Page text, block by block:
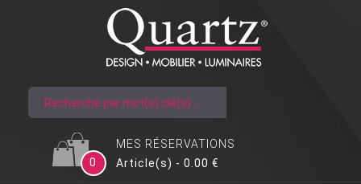
MES RÉSERVATIONS
0
Article(s) - 0.00 €